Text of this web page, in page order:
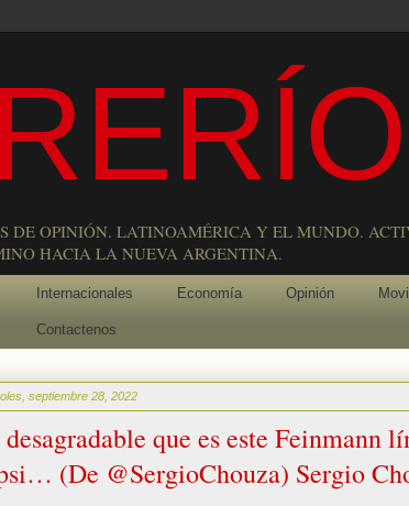
DE OPINIÓN. LATINOAMÉRICA Y EL MUNDO.
HACIA LA NUEVA ARGENTINA.
Internacionales Economía Opinión
Contactenos
septiembre 28, 2022
que es este Feinmann
(De @SergioChouza) Sergio